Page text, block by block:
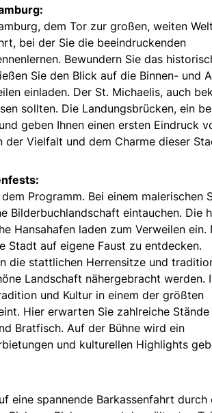
dem Tor zur großen, weiten
bei der Sie die beeindruckenden
Bewundern Sie das
Sie den Blick auf die Binnen- und
einladen. Der St. Michaelis, auch
sollten. Die Landungsbrücken, ein
geben Ihnen einen ersten Eindruck
der Vielfalt und dem Charme dieser
Programm. Bei einem malerischen
Bilderbuchlandschaft eintauchen. Die
Hansahafen laden zum Verweilen ein.
Stadt auf eigene Faust zu entdecken.
die stattlichen Herrensitze und
Landschaft nähergebracht werden.
und Kultur in einem der größten
Hier erwarten Sie zahlreiche
Bratfisch. Auf der Bühne wird ein
und kulturellen Highlights
eine spannende Barkassenfahrt durch